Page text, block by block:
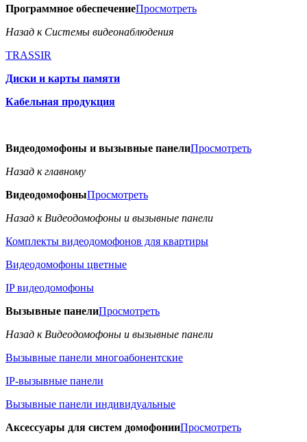
Программное обеспечениеПросмотреть
Назад к Системы видеонаблюдения
TRASSIR
Диски и карты памяти
Кабельная продукция
Видеодомофоны и вызывные панелиПросмотреть
Назад к главному
ВидеодомофоныПросмотреть
Назад к Видеодомофоны и вызывные панели
Комплекты видеодомофонов для квартиры
Видеодомофоны цветные
IP видеодомофоны
Вызывные панелиПросмотреть
Назад к Видеодомофоны и вызывные панели
Вызывные панели многоабонентские
IP-вызывные панели
Вызывные панели индивидуальные
Аксессуары для систем домофонииПросмотреть